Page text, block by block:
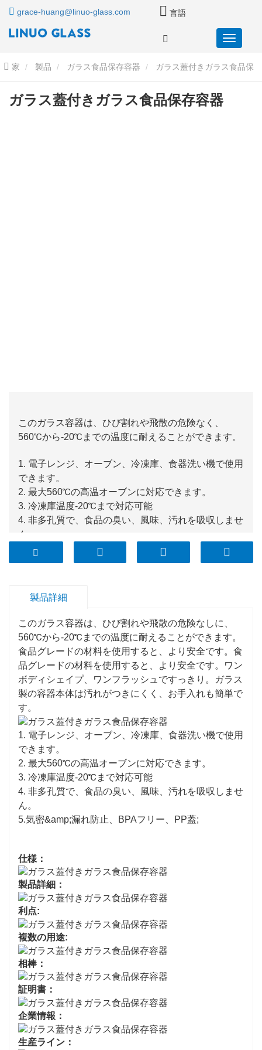
grace-huang@linuo-glass.com 言語
家 製品 ガラス食品保存容器 ガラス蓋付きガラス食品保
存容器 ガラス蓋付きガラス食品保存容器
ガラス蓋付きガラス食品保存容器
このガラス容器は、ひび割れや飛散の危険なく、
560℃から-20℃までの温度に耐えることができます。
1. 電子レンジ、オーブン、冷凍庫、食器洗い機で使用
できます。
2. 最大560℃の高温オーブンに対応できます。
3. 冷凍庫温度-20℃まで対応可能
4. 非多孔質で、食品の臭い、風味、汚れを吸収しませ
ん。
5.気密&amp;漏れ防止、BPAフリー、PP蓋;
製品詳細
このガラス容器は、ひび割れや飛散の危険なしに、
560℃から-20℃までの温度に耐えることができます。
食品グレードの材料を使用すると、より安全です。食
品グレードの材料を使用すると、より安全です。ワン
ボディシェイプ、ワンフラッシュですっきり。ガラス
製の容器本体は汚れがつきにくく、お手入れも簡単で
す。
1. 電子レンジ、オーブン、冷凍庫、食器洗い機で使用
できます。
2. 最大560℃の高温オーブンに対応できます。
3. 冷凍庫温度-20℃まで対応可能
4. 非多孔質で、食品の臭い、風味、汚れを吸収しませ
ん。
5.気密&amp;漏れ防止、BPAフリー、PP蓋;
仕様：
製品詳細：
利点:
複数の用途:
相棒：
証明書：
企業情報：
生産ライン：